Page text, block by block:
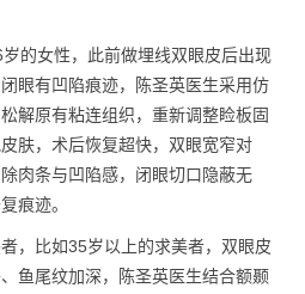
的女性，此前做埋线双眼皮后出现
眼有凹陷痕迹，陈圣英医生采用仿
解原有粘连组织，重新调整睑板固
肤，术后恢复超快，双眼宽窄对
肉条与凹陷感，闭眼切口隐蔽无
痕迹。
，比如35岁以上的求美者，双眼皮
鱼尾纹加深，陈圣英医生结合额颞